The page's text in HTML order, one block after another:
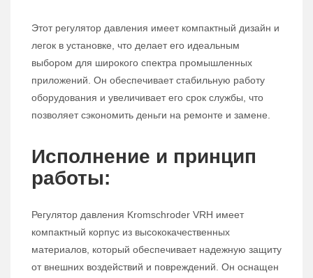
Этот регулятор давления имеет компактный дизайн и
легок в установке, что делает его идеальным
выбором для широкого спектра промышленных
приложений. Он обеспечивает стабильную работу
оборудования и увеличивает его срок службы, что
позволяет сэкономить деньги на ремонте и замене.
Исполнение и принцип
работы:
Регулятор давления Kromschroder VRH имеет
компактный корпус из высококачественных
материалов, который обеспечивает надежную защиту
от внешних воздействий и повреждений. Он оснащен